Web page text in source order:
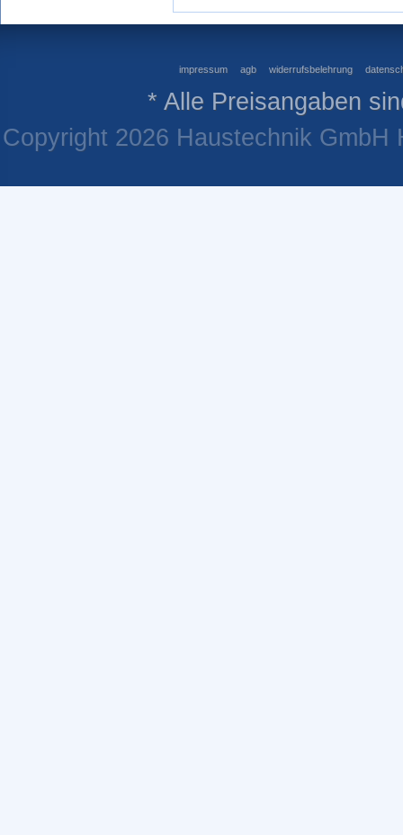
impressum agb widerrufsbelehrung
* Alle Preisangaben
Copyright 2026 Haustechnik